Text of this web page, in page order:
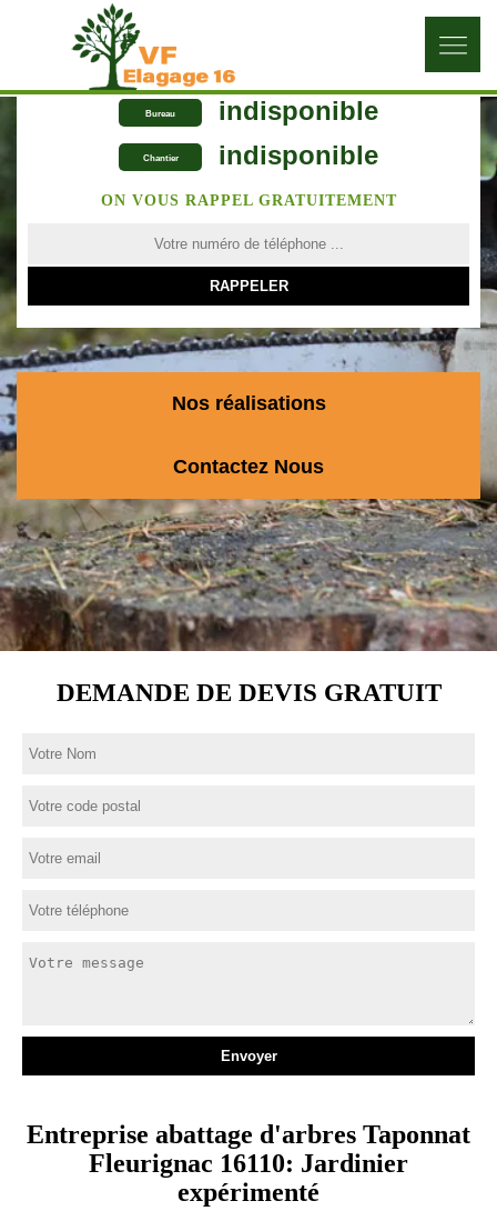
Bureau indisponible
Chantier indisponible
ON VOUS RAPPEL GRATUITEMENT
Nos réalisations
Contactez Nous
DEMANDE DE DEVIS GRATUIT
Entreprise abattage d'arbres Taponnat
Fleurignac 16110: Jardinier
expérimenté